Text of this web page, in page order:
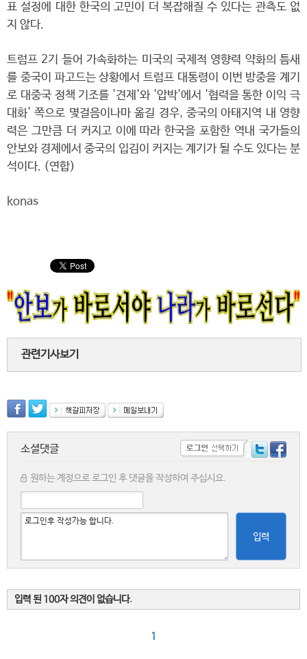
표 설정에 대한 한국의 고민이 더 복잡해질 수 있다는 관측도 없
지 않다.
트럼프 2기 들어 가속화하는 미국의 국제적 영향력 약화의 틈새
를 중국이 파고드는 상황에서 트럼프 대통령이 이번 방중을 계기
로 대중국 정책 기조를 '견제'와 '압박'에서 '협력을 통한 이익 극
대화' 쪽으로 몇걸음이나마 옮길 경우, 중국의 아태지역 내 영향
력은 그만큼 더 커지고 이에 따라 한국을 포함한 역내 국가들의
안보와 경제에서 중국의 입김이 커지는 계기가 될 수도 있다는 분
석이다. (연합)
konas
관련기사보기
소셜댓글
원하는 계정으로 로그인 후 댓글을 작성하여 주십시요.
입력
입력 된 100자 의견이 없습니다.
1